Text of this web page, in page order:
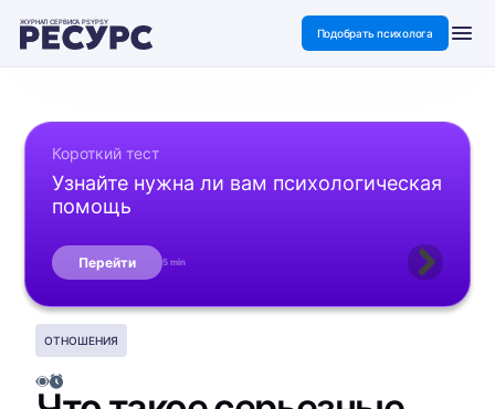
ЖУРНАЛ СЕРВИСА PSYPSY
Подобрать психолога
Короткий тест
Узнайте нужна ли вам психологическая
помощь
Перейти 5 min
ОТНОШЕНИЯ